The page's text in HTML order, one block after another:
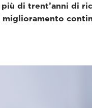
più di trent’anni di
miglioramento